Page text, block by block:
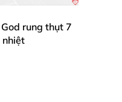
lại niềm
rung thụt 7
nhiệt